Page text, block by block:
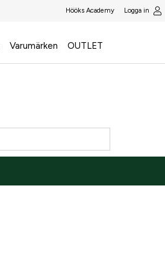
Hööks Academy Logga in
Varumärken OUTLET